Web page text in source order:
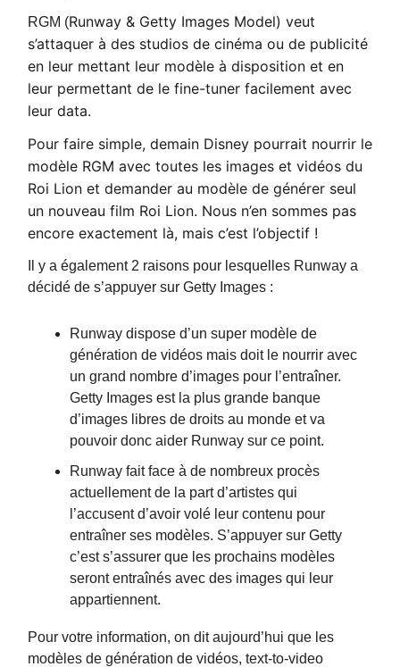
RGM (Runway & Getty Images Model) veut
s’attaquer à des studios de cinéma ou de publicité
en leur mettant leur modèle à disposition et en
leur permettant de le fine-tuner facilement avec
leur data.
Pour faire simple, demain Disney pourrait nourrir le
modèle RGM avec toutes les images et vidéos du
Roi Lion et demander au modèle de générer seul
un nouveau film Roi Lion. Nous n’en sommes pas
encore exactement là, mais c’est l’objectif !
Il y a également 2 raisons pour lesquelles Runway a
décidé de s’appuyer sur Getty Images :
Runway dispose d’un super modèle de
génération de vidéos mais doit le nourrir avec
un grand nombre d’images pour l’entraîner.
Getty Images est la plus grande banque
d’images libres de droits au monde et va
pouvoir donc aider Runway sur ce point.
Runway fait face à de nombreux procès
actuellement de la part d’artistes qui
l’accusent d’avoir volé leur contenu pour
entraîner ses modèles. S’appuyer sur Getty
c’est s’assurer que les prochains modèles
seront entraînés avec des images qui leur
appartiennent.
Pour votre information, on dit aujourd’hui que les
modèles de génération de vidéos, text-to-video